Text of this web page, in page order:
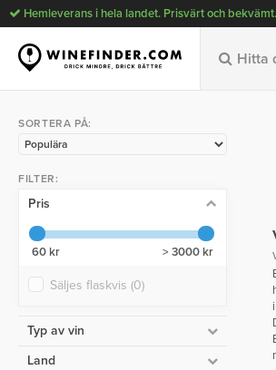
Hemleverans i hela landet. Prisvärt och bekvämt.
SORTERA PÅ:
FILTER:
Pris
> 3000 kr
60 kr
Säljes flaskvis (0)
Typ av vin
Land